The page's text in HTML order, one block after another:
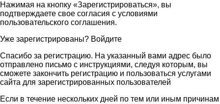
Нажимая на кнопку «Зарегистрироваться», вы
подтверждаете свое согласия с условиями
пользовательского соглашения.
Уже зарегистрированы? Войдите
Спасибо за регистрацию. На указанный вами адрес было
отправлено письмо с инструкциями, следуя которым, вы
сможете закончить регистрацию и пользоваться услугами
сайта для зарегистрированных пользователей
Если в течение нескольких дней по тем или иным причинам